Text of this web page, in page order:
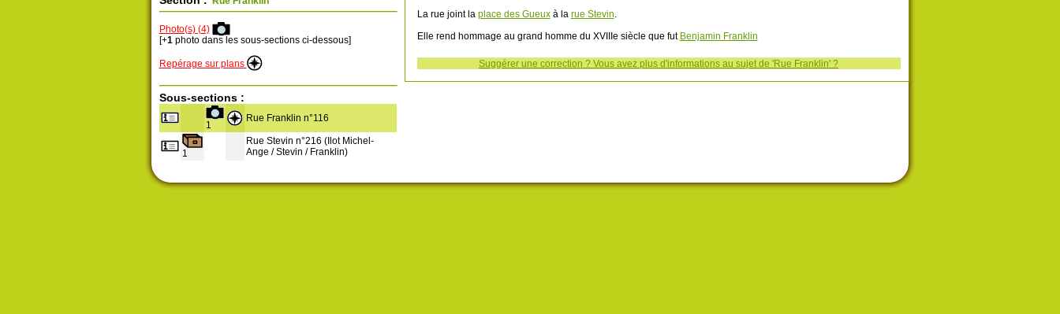
Photo(s) (4)
[+1 photo dans les sous-sections ci-dessous]
Repérage sur plans
Sous-sections :
1
Rue Franklin n°116
1
Rue Stevin n°216 (Ilot Michel-
Ange / Stevin / Franklin)
La rue joint la place des Gueuxà la rue Stevin.
Elle rend hommage au grand homme du XVIIIe siècle que fut Benjamin Franklin
Suggérer une correction ? Vous avez plus d'informations au sujet de 'Rue Franklin' ?